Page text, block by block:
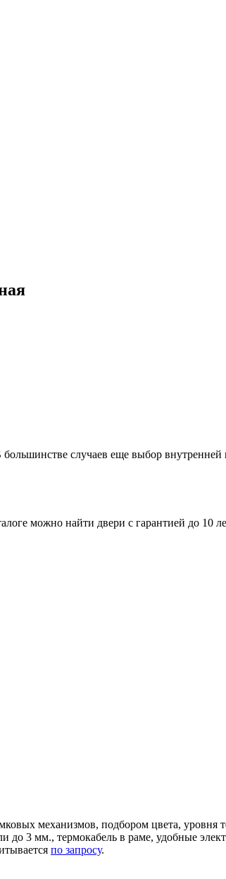
случаев еще выбор
можно найти двери с гарантией до 10
механизмов, подбором цвета,
до 3 мм., термокабель в раме, удобные
по запросу.